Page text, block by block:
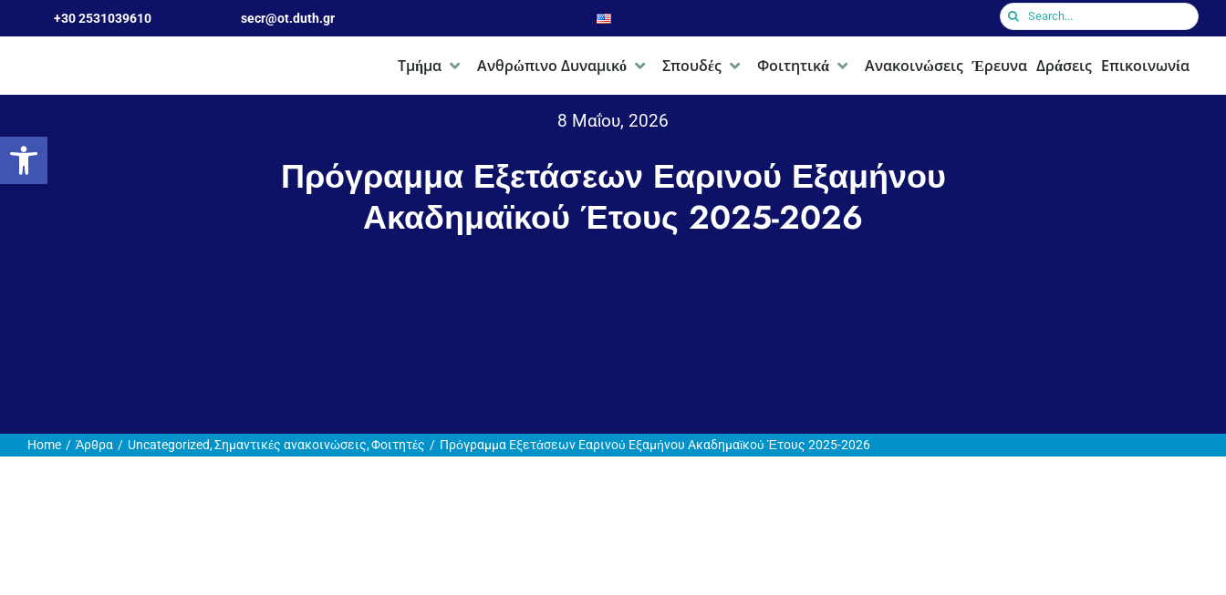
Ανοίξτε τη γραμμή εργαλείων
+30 2531039610 secr@ot.duth.gr
Search
Τμήμα Ανθρώπινο Δυναμικό Σπουδές Φοιτητικά Ανακοινώσεις Έρευνα Δράσεις Επικοινωνία
8 Μαΐου, 2026
Πρόγραμμα Εξετάσεων Εαρινού Εξαμήνου
Ακαδημαϊκού Έτους 2025-2026
Home Άρθρα Uncategorized Σημαντικές ανακοινώσεις Φοιτητές Πρόγραμμα Εξετάσεων Εαρινού Εξαμήνου Ακαδημαϊκού Έτους 2025-2026